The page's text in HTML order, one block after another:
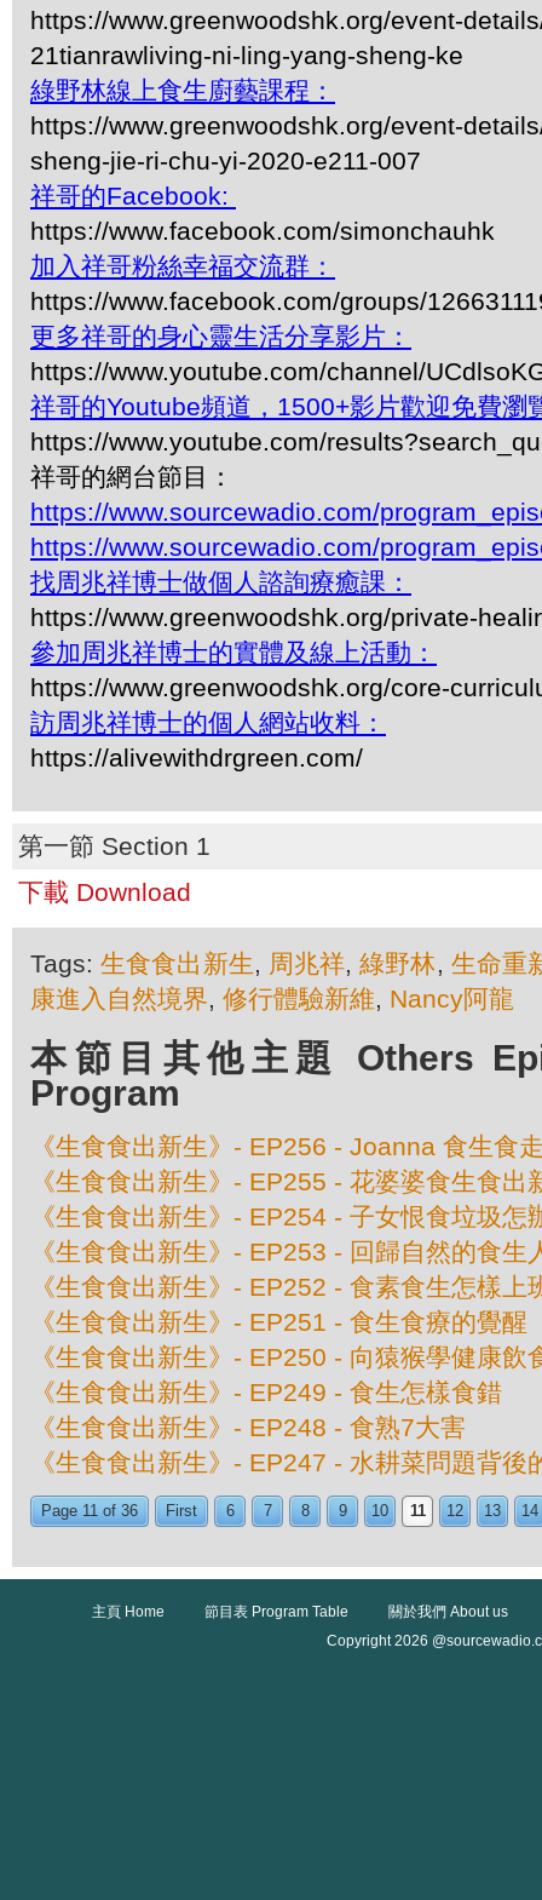
https://www.greenwoodshk.org/event-
21tianrawliving-ni-ling-yang-sheng-ke
綠野林線上食生廚藝課程：
https://www.greenwoodshk.org/event-
sheng-jie-ri-chu-yi-2020-e211-007
祥哥的Facebook:
https://www.facebook.com/simonchauhk
加入祥哥粉絲幸福交流群：
https://www.facebook.com/groups/
更多祥哥的身心靈生活分享影片：
https://www.youtube.com/channel/
祥哥的Youtube頻道，1500+影片歡迎免費瀏
https://www.youtube.com/
祥哥的網台節目：
https://www.sourcewadio.com/
https://www.sourcewadio.com/
找周兆祥博士做個人諮詢療癒課：
https://www.greenwoodshk.org/private-
參加周兆祥博士的實體及線上活動：
https://www.greenwoodshk.org/core-
訪周兆祥博士的個人網站收料：
https://alivewithdrgreen.com/
第一節 Section 1
下載 Download
Tags:生食食出新生, 周兆祥,綠野林, 生命重
康進入自然境界, 修行體驗新維, Nancy阿龍
本節目其他主題 Others
Program
《生食食出新生》- EP256 - Joanna 食生食
《生食食出新生》- EP255 - 花婆婆食生食出
《生食食出新生》- EP254 - 子女恨食垃圾怎
《生食食出新生》- EP253 - 回歸自然的食生
《生食食出新生》- EP252 - 食素食生怎樣上
《生食食出新生》- EP251 - 食生食療的覺醒
《生食食出新生》- EP250 - 向猿猴學健康飲
《生食食出新生》- EP249 - 食生怎樣食錯
《生食食出新生》- EP248 - 食熟7大害
《生食食出新生》- EP247 - 水耕菜問題背後
Page 11 of 36 First 6 7 8 9 10 11 12 13 14
主頁 Home 節目表 Program Table
關於我們 About us
Copyright 2026